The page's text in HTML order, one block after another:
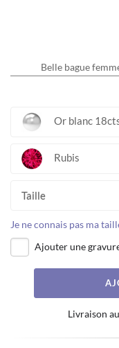
Belle bague
Or blanc
Rubis
Taille
Je ne connais pas ma
Ajouter une
Livraison
images